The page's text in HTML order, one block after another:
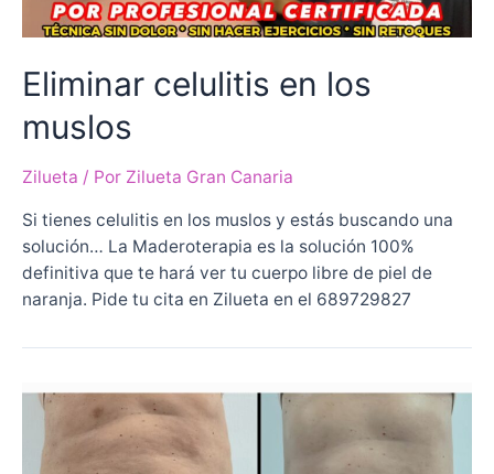
Eliminar celulitis en los
muslos
Zilueta / Por Zilueta Gran Canaria
Si tienes celulitis en los muslos y estás buscando una
solución… La Maderoterapia es la solución 100%
definitiva que te hará ver tu cuerpo libre de piel de
naranja. Pide tu cita en Zilueta en el 689729827